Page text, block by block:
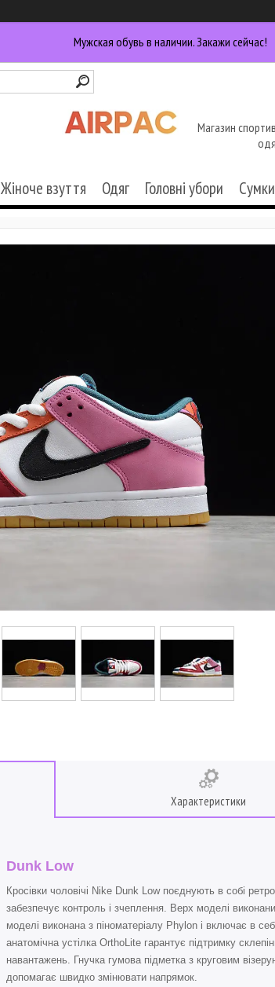
Мужская обувь в наличии. Закажи сейчас!
Магазин
Жіноче взуття Одяг Головні убори Сумки
Характеристики
Dunk Low
Кросівки чоловічі Nike Dunk Low поєднують в собі
забезпечує контроль і зчеплення. Верх моделі
моделі виконана з піноматеріалу Phylon і включає в
анатомічна устілка OrthoLite гарантує підтримку
навантажень. Гнучка гумова підметка з круговим
допомагає швидко змінювати напрямок.